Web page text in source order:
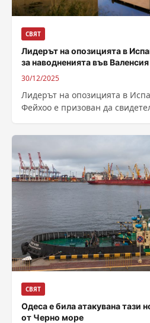
СВЯТ
Лидерът на опозицията в
за наводненията във Валенсия
30/12/2025
Лидерът на опозицията в
Фейхоo е призован да
СВЯТ
Одеса е била атакувана тази
от Черно море